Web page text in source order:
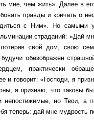
мне, чем жить». Далее в
правды и кричать о
с Ним». Но самыми
страданий: «Дай
свой дом, свою
обезображен
практически
и говорит: «Господи, я
я признаю, что таковы
непостижимые, но Твои, а
теперь: дай мне мудрость